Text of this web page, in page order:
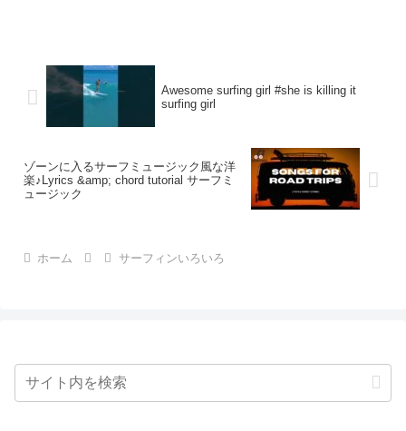
Awesome surfing girl #she is killing it
surfing girl
ゾーンに入るサーフミュージック風な洋
楽♪Lyrics &amp; chord tutorial サーフミ
ュージック
ホーム サーフィンいろいろ